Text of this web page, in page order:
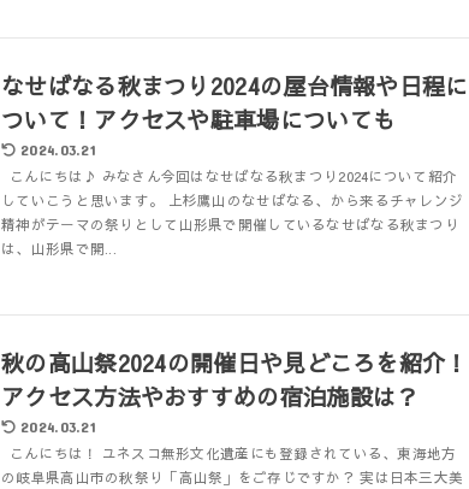
なせばなる秋まつり2024の屋台情報や日程に
ついて！アクセスや駐車場についても
2024.03.21
こんにちは♪ みなさん今回はなせばなる秋まつり2024について紹介
していこうと思います。 上杉鷹山のなせばなる、から来るチャレンジ
精神がテーマの祭りとして山形県で開催しているなせばなる秋まつり
は、山形県で開...
秋の高山祭2024の開催日や見どころを紹介！
アクセス方法やおすすめの宿泊施設は？
2024.03.21
こんにちは！ ユネスコ無形文化遺産にも登録されている、東海地方
の岐阜県高山市の秋祭り「高山祭」をご存じですか？ 実は日本三大美